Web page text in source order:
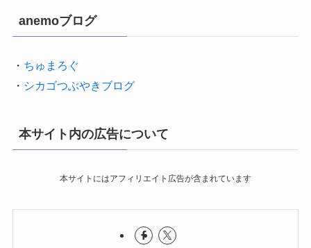
anemoブログ
・ ちゅまろぐ
・ シカゴつぶやきブログ
本サイト内の広告について
本サイトにはアフィリエイト広告が含まれています